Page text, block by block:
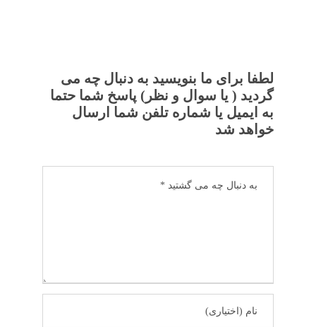
لطفا برای ما بنویسید به دنبال چه می
گردید ( یا سوال و نظر) پاسخ شما حتما
به ایمیل یا شماره تلفن شما ارسال
خواهد شد